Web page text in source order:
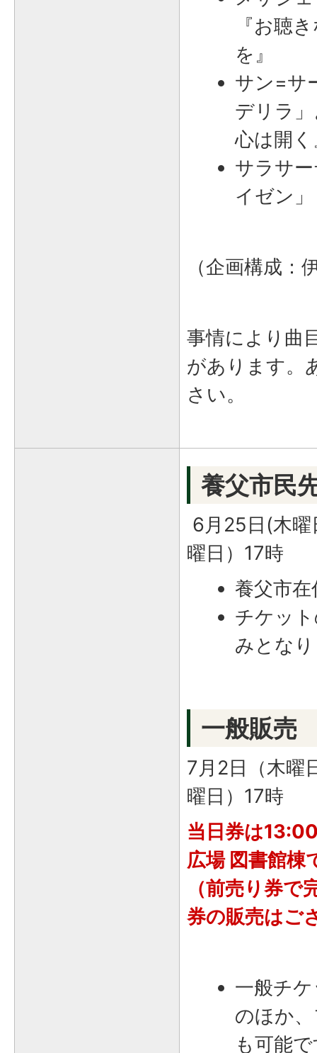
『お聴
を』
サン=サ
デリラ
心は開く
サラサ
イゼン」
（企画構成：
事情により曲
があります。
さい。
養父市民
6月25日(木曜
曜日）17時
養父市
チケッ
みとな
一般販売
7月2日（木曜
曜日）17時
当日券は
広場 図書館棟
（前売り券で
券の販売はご
一般チ
のほか
も可能